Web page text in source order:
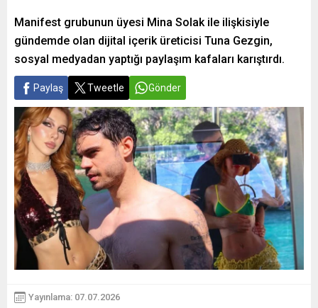
Manifest grubunun üyesi Mina Solak ile ilişkisiyle
gündemde olan dijital içerik üreticisi Tuna Gezgin,
sosyal medyadan yaptığı paylaşım kafaları karıştırdı.
Paylaş Tweetle Gönder
Yayınlama: 07.07.2026